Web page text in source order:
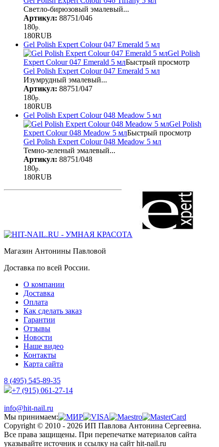
Светло-бирюзовый эмалевый...
Артикул: 88751/046
180р.
180RUB
Gel Polish Expert Colour 047 Emerald 5 мл
Gel Polish
Expert Colour 047 Emerald 5 млБыстрый просмотр
Gel Polish Expert Colour 047 Emerald 5 мл
Изумрудный эмалевый...
Артикул: 88751/047
180р.
180RUB
Gel Polish Expert Colour 048 Meadow 5 мл
Gel Polish
Expert Colour 048 Meadow 5 млБыстрый просмотр
Gel Polish Expert Colour 048 Meadow 5 мл
Темно-зеленый эмалевый...
Артикул: 88751/048
180р.
180RUB
Магазин Антонины Павловой
Доставка по всей России.
О компании
Доставка
Оплата
Как сделать заказ
Гарантии
Отзывы
Новости
Наше видео
Контакты
Карта сайта
8 (495) 545-89-35
+7 (915) 061-27-14
info@hit-nail.ru
Мы принимаем:
Copyright © 2010 - 2026 ИП Павлова Антонина Сергеевна.
Все права защищены. При перепечатке материалов сайта
указывайте источник и ссылку на сайт hit-nail.ru